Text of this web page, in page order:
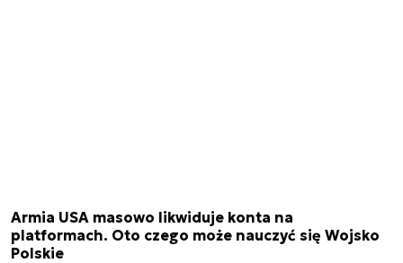
Armia USA masowo likwiduje konta na
platformach. Oto czego może nauczyć się Wojsko
Polskie